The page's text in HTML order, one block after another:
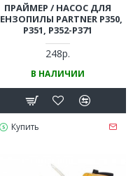
ПРАЙМЕР / НАСОС ДЛЯ
PARTNER P350,
P351, P352-P371
248р.
В НАЛИЧИИ
Купить